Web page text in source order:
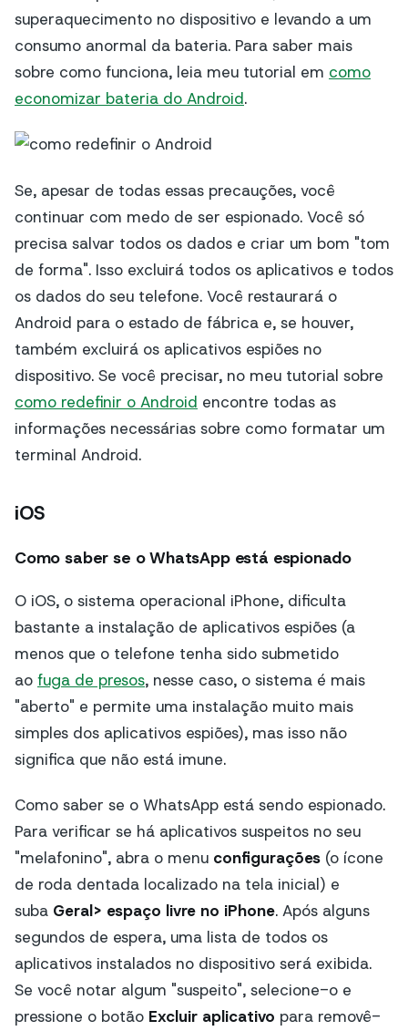
superaquecimento no dispositivo e levando a um
consumo anormal da bateria. Para saber mais
sobre como funciona, leia meu tutorial em como
economizar bateria do Android.
Se, apesar de todas essas precauções, você
continuar com medo de ser espionado. Você só
precisa salvar todos os dados e criar um bom "tom
de forma". Isso excluirá todos os aplicativos e todos
os dados do seu telefone. Você restaurará o
Android para o estado de fábrica e, se houver,
também excluirá os aplicativos espiões no
dispositivo. Se você precisar, no meu tutorial sobre
como redefinir o Android encontre todas as
informações necessárias sobre como formatar um
terminal Android.
iOS
Como saber se o WhatsApp está espionado
O iOS, o sistema operacional iPhone, dificulta
bastante a instalação de aplicativos espiões (a
menos que o telefone tenha sido submetido
ao fuga de presos, nesse caso, o sistema é mais
"aberto" e permite uma instalação muito mais
simples dos aplicativos espiões), mas isso não
significa que não está imune.
Como saber se o WhatsApp está sendo espionado.
Para verificar se há aplicativos suspeitos no seu
"melafonino", abra o menu configurações (o ícone
de roda dentada localizado na tela inicial) e
suba Geral> espaço livre no iPhone. Após alguns
segundos de espera, uma lista de todos os
aplicativos instalados no dispositivo será exibida.
Se você notar algum "suspeito", selecione-o e
pressione o botão Excluir aplicativo para removê-